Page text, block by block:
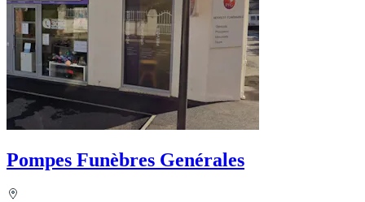
Pompes Funèbres Genérales